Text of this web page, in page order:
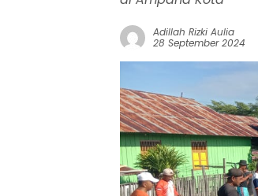
Adillah Rizki Aulia
28 September 2024